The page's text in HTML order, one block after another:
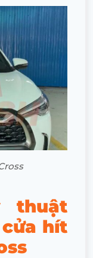
thuật
hít